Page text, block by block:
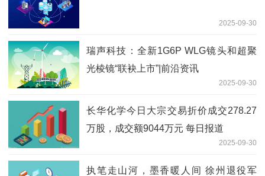
2025-09-30
瑞声科技：全新1G6P WLG镜头和超聚
光棱镜“联袂上市”|前沿资讯
2025-09-30
长华化学今日大宗交易折价成交278.27
万股，成交额9044万元 每日报道
2025-09-30
执笔走山河，墨香暖人间 徐州退役军